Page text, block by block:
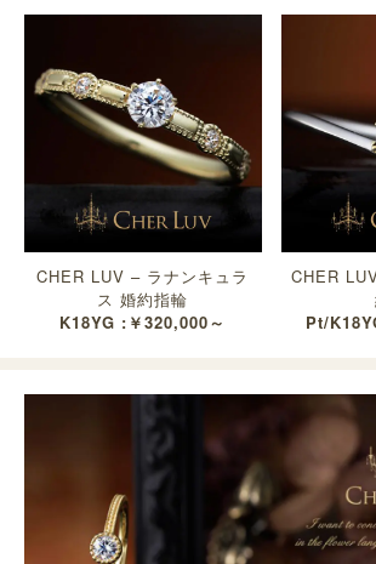
CHER LUV – ラナンキュラ
ス 婚約指輪
K18YG :￥320,000～
CHER
Pt/